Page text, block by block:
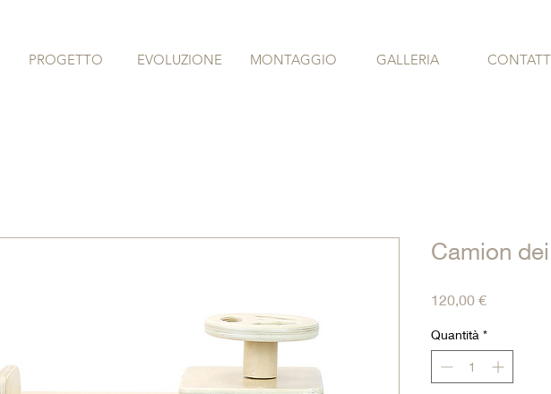
PROGETTO EVOLUZIONE MONTAGGIO GALLERIA
Camion
120,00 €Prezzo
Quantità *